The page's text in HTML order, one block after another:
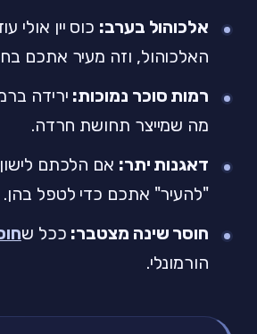
אלכוהול בערב:
האלכוהול, וזה מעיר אתכם
רמות סוכר נמוכות: ירידה
מה שמייצר תחושת חרדה.
דאגנות יתר:
"להעיר" אתכם כדי לטפל בהן.
חוסר שינה מצטבר: ככל ש
הורמונלי.